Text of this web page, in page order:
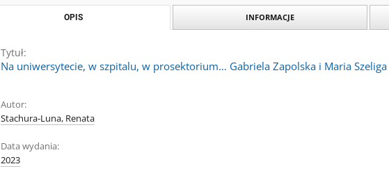
OPIS INFORMACJE
Tytuł:
Na uniwersytecie, w szpitalu, w prosektorium… Gabriela Zapolska i Maria
Autor:
Stachura-Luna, Renata
Data wydania:
2023